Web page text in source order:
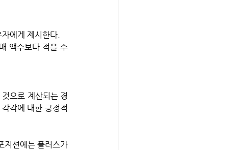
에게 제시한다.
액수보다 적을 수
으로 계산되는 경
각에 대한 긍정적
지션에는 플러스가